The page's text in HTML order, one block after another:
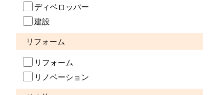
ディベロッパー
建設
リフォーム
リフォーム
リノベーション